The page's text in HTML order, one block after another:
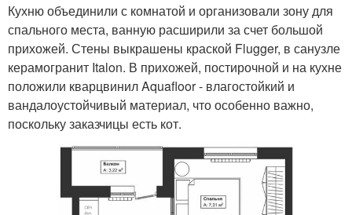
Кухню объединили с комнатой и организовали зону для
спального места, ванную расширили за счет большой
прихожей. Стены выкрашены краской Flugger, в санузле
керамогранит Italon. В прихожей, постирочной и на кухне
положили кварцвинил Aquafloor - влагостойкий и
вандалоустойчивый материал, что особенно важно,
поскольку заказчицы есть кот.